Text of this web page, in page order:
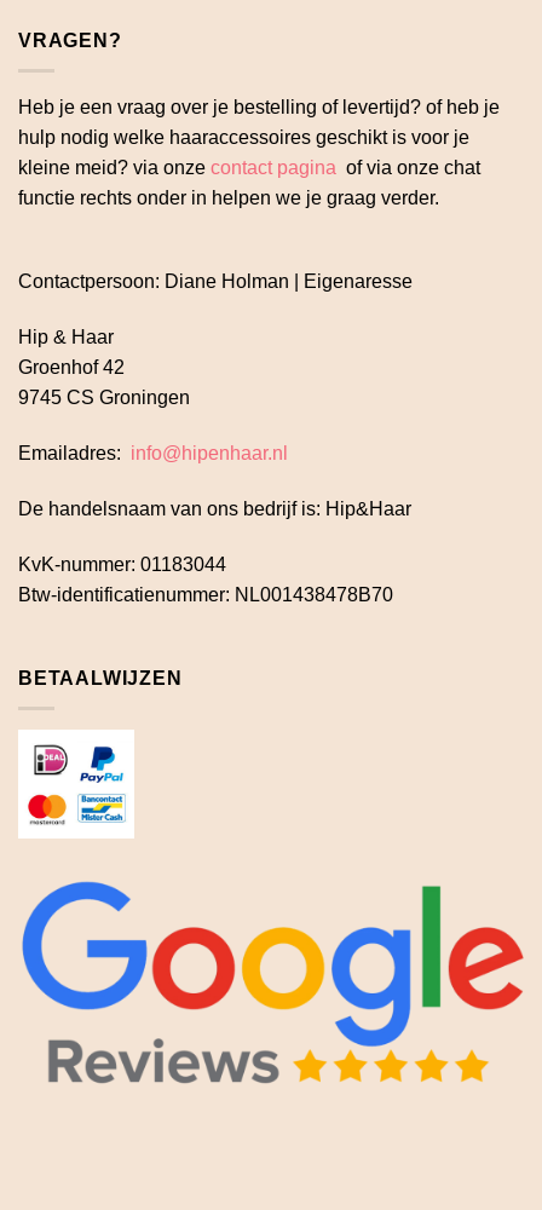
VRAGEN?
Heb je een vraag over je bestelling of levertijd? of heb je
hulp nodig welke haaraccessoires geschikt is voor je
kleine meid? via onze contact pagina of via onze chat
functie rechts onder in helpen we je graag verder.
Contactpersoon: Diane Holman | Eigenaresse
Hip & Haar
Groenhof 42
9745 CS Groningen
Emailadres: info@hipenhaar.nl
De handelsnaam van ons bedrijf is: Hip&Haar
KvK-nummer: 01183044
Btw-identificatienummer: NL001438478B70
BETAALWIJZEN